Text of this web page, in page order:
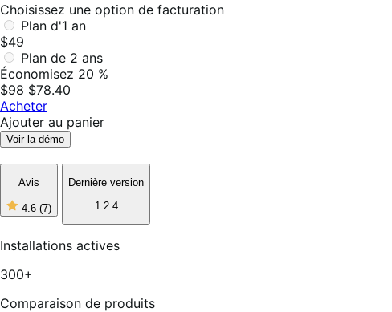
Choisissez une option de facturation
Plan d'1 an
$49
Plan de 2 ans
Économisez 20 %
$98 $78.40
Acheter
Ajouter au panier
Voir la démo
Avis
4.6 (7)
4
sur
avis
Dernière version
1.2.4
Installations actives
300+
Comparaison de produits